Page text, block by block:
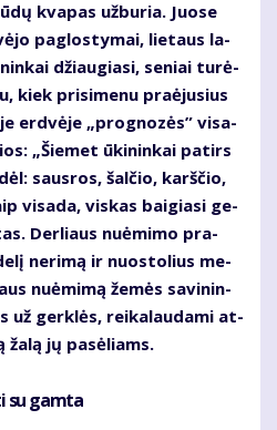
kva­pas už­bu­ria. Juo­se
pa­glos­ty­mai, lie­taus la­
džiau­gia­si, se­niai tu­rė­
kiek pri­si­me­nu pra­ėju­sius
erd­vė­je „prog­no­zės” vi­sa­
„Šie­met ūki­nin­kai pa­tirs
saus­ros, šal­čio, karš­čio,
vi­sa­da, vis­kas bai­gia­si ge­
Der­liaus nu­ė­mi­mo pra­
ne­ri­mą ir nuos­to­lius me­
nu­ė­mi­mą že­mės sa­vi­nin­
už ger­klės, rei­ka­lau­da­mi at­
jų pa­sė­liams.
su gam­ta